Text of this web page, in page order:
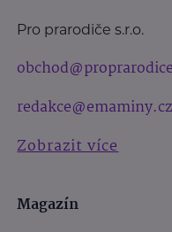
Pro prarodiče s.r.o.
redakce@emaminy.cz
Zobrazit více
Magazín